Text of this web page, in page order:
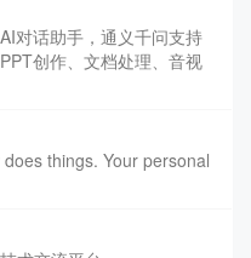
对话助手，通义千问支持
创作、文档处理、音视
things. Your personal